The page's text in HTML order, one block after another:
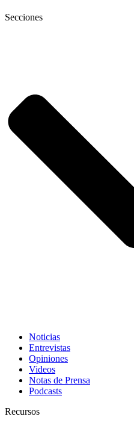
Secciones
Noticias
Entrevistas
Opiniones
Videos
Notas de Prensa
Podcasts
Recursos